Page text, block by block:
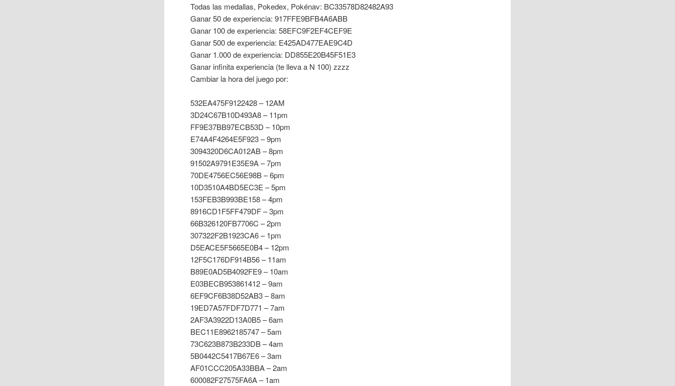
Todas las medallas, Pokedex, Pokénav: BC33578D82482A93
Ganar 50 de experiencia: 917FFE9BFB4A6ABB
Ganar 100 de experiencia: 58EFC9F2EF4CEF9E
Ganar 500 de experiencia: E425AD477EAE9C4D
Ganar 1.000 de experiencia: DD855E20B45F51E3
Ganar infinita experiencia (te lleva a N 100) zzzz
Cambiar la hora del juego por:
532EA475F9122428 – 12AM
3D24C67B10D493A8 – 11pm
FF9E37BB97ECB53D – 10pm
E74A4F4264E5F923 – 9pm
3094320D6CA012AB – 8pm
91502A9791E35E9A – 7pm
70DE4756EC56E98B – 6pm
10D3510A4BD5EC3E – 5pm
153FEB3B993BE158 – 4pm
8916CD1F5FF479DF – 3pm
66B326120FB7706C – 2pm
307322F2B1923CA6 – 1pm
D5EACE5F5665E0B4 – 12pm
12F5C176DF914B56 – 11am
B89E0AD5B4092FE9 – 10am
E03BECB953861412 – 9am
6EF9CF6B38D52AB3 – 8am
19ED7A57FDF7D771 – 7am
2AF3A3922D13A0B5 – 6am
BEC11E8962185747 – 5am
73C623B873B233DB – 4am
5B0442C5417B67E6 – 3am
AF01CCC205A33BBA – 2am
600082F27575FA6A – 1am